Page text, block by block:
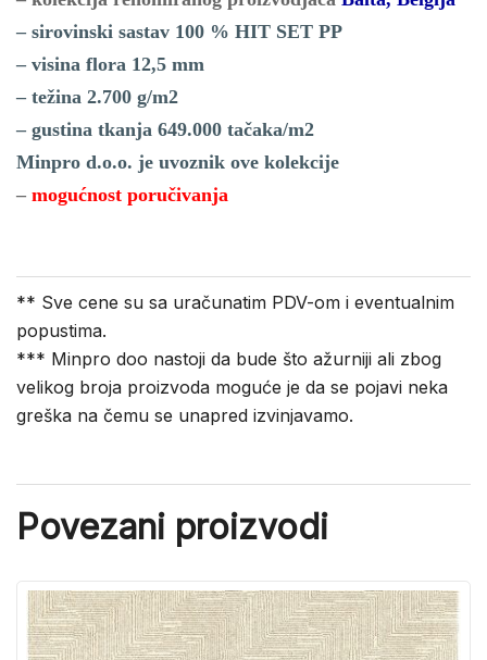
– sirovinski sastav 100 % HIT SET PP
– visina flora 12,5 mm
– težina 2.700 g/m2
– gustina tkanja 649.000 tačaka/m2
Minpro d.o.o. je uvoznik ove kolekcije
– mogućnost poručivanja
** Sve cene su sa uračunatim PDV-om i eventualnim
popustima.
*** Minpro doo nastoji da bude što ažurniji ali zbog
velikog broja proizvoda moguće je da se pojavi neka
greška na čemu se unapred izvinjavamo.
Povezani proizvodi